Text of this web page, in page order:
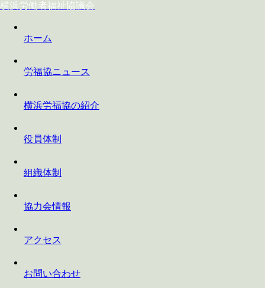
横浜労働者福祉協議会
ホーム
労福協ニュース
横浜労福協の紹介
役員体制
組織体制
協力会情報
アクセス
お問い合わせ